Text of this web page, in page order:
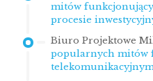
mitów
procesie
Biuro Projektowe
popularnych mitów